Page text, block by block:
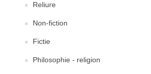
Reliure
Non-fiction
Fictie
Philosophie - religion